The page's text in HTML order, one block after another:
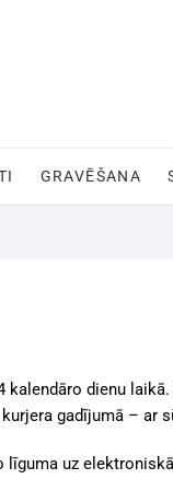
GRAVĒŠANA
dienu
gadījumā – ar
līguma uz